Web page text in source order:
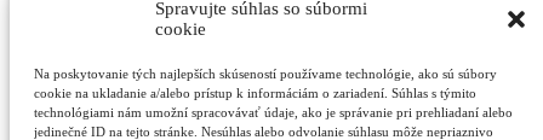
Spravujte súhlas so súbormi
cookie
Na poskytovanie tých najlepších skúseností používame technológie, ako sú súbory
cookie na ukladanie a/alebo prístup k informáciám o zariadení. Súhlas s týmito
technológiami nám umožní spracovávať údaje, ako je správanie pri prehliadaní alebo
jedinečné ID na tejto stránke. Nesúhlas alebo odvolanie súhlasu môže nepriaznivo
Štatút ERC v SR (.pdf)
Správa Generálneho tajomníka ERC pre VZ 2023 (.pdf)
Sprava Generalneho tajomnika ERC pre VZ 2025 (.pdf)